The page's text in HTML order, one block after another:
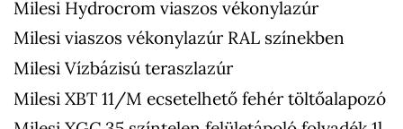
Milesi Hydrocrom viaszos vékonylazúr
Milesi viaszos vékonylazúr RAL színekben
Milesi Vízbázisú teraszlazúr
Milesi XBT 11/M ecsetelhető fehér töltőalapozó